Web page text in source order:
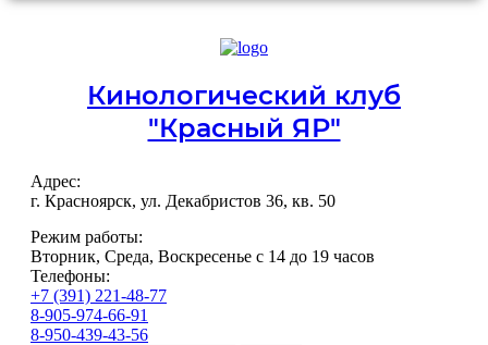
Кинологический клуб
"Красный ЯР"
Адрес:
г. Красноярск, ул. Декабристов 36, кв. 50
Режим работы:
Вторник, Среда, Воскресенье с 14 до 19 часов
Телефоны:
+7 (391) 221-48-77
8-905-974-66-91
8-950-439-43-56